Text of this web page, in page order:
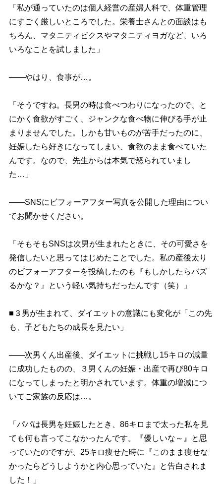
「私が通っていたのは個人経営の産婦人科で、体重管理
にすごく厳しいところでした。栄養士さんとの面談はも
ちろん、マタニティビクスやマタニティヨガなど、いろ
いろなことを試しました」
――やはり、食事が…。
「そうですね。長男の時は食べつわりになったので、と
にかく食欲がすごく、ジャンクな食べ物に伸びる手が止
まりませんでした。しかも甘いものが苦手だったのに、
妊娠したら好きになってしまい、食欲のまま食べていた
んです。なので、先生からは本気で怒られていまし
た…」
――SNSにビフォーアフター写真を公開した理由につい
てお聞かせください。
「そもそもSNSは次男が生まれたときに、その可愛さを
発信したいと思ってはじめたことでした。私の産後太り
のビフォーアフターを投稿したのも『もしかしたらバズ
るかな？』という軽い気持ちだったんです（笑）」
■３男が生まれて、ダイエットの意識にも変化が「この先
も、子どもたちの成長を見たい」
――次男くん出産後、ダイエットに挑戦し15キロの減量
に成功したものの、３男くんの妊娠・出産で再び80キロ
になってしまったと明かされています。体重の増減につ
いてご家族の反応は…。
「パパは長男を妊娠したとき、86キロまで太った私を見
ても何も言ってこなかったんです。『優しいな～』と思
っていたのですが、25キロ痩せた時に『このまま痩せな
かったらどうしようかと内心思っていた』と告白されま
した！」